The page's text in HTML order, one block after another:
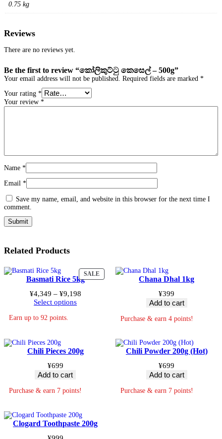
0.75 kg
Reviews
There are no reviews yet.
Be the first to review “කෝලිකුට්ටු කෙසෙල් – 500g”
Your email address will not be published. Required fields are marked *
Your rating *
Your review *
Name *
Email *
Save my name, email, and website in this browser for the next time I
comment.
Related Products
SALEPRODUCT
ON
Basmati Rice 5kg
¥4,349 – ¥9,198Price
Select options
Earn up to 92 points.
Chana Dhal 1kg
¥399
Add to cart
Purchase & earn 4 points!
Chili Pieces 200g
¥699
Add to cart
Purchase & earn 7 points!
Chili Powder 200g (Hot)
¥699
Add to cart
Purchase & earn 7 points!
Clogard Toothpaste 200g